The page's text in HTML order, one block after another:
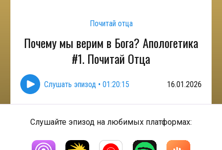
Почитай отца
Почему мы верим в Бога? Апологетика
#1. Почитай Отца
Слушать эпизод • 01:20:15 16.01.2026
Слушайте эпизод на любимых платформах: